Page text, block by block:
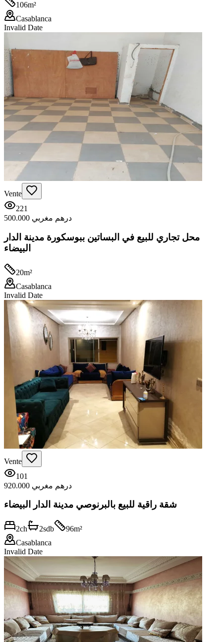
106m²
Casablanca
Invalid Date
Vente
221
500.000 درهم مغربي
محل تجاري للبيع في البساتين ببوسكورة مدينة الدار
البيضاء
20m²
Casablanca
Invalid Date
Vente
101
920.000 درهم مغربي
شقة راقية للبيع بالبرنوصي مدينة الدار البيضاء
2ch 2sdb 96m²
Casablanca
Invalid Date